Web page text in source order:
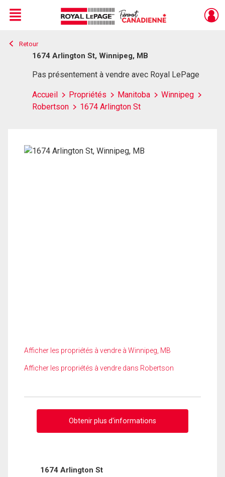
Live
En Direct
Menu
Retour
1674 Arlington St, Winnipeg, MB
Pas présentement à vendre avec Royal LePage
Accueil Propriétés Manitoba
Winnipeg
Robertson
1674 Arlington St
Afficher les propriétés à vendre à Winnipeg, MB
Afficher les propriétés à vendre dans Robertson
Obtenir plus d'informations
1674 Arlington St